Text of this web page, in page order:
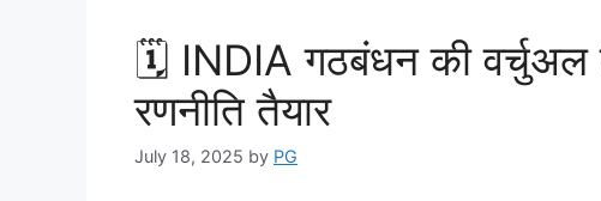
🗓️ INDIA गठबंधन की वर्चुअल
रणनीति तैयार
July 18, 2025 by PG